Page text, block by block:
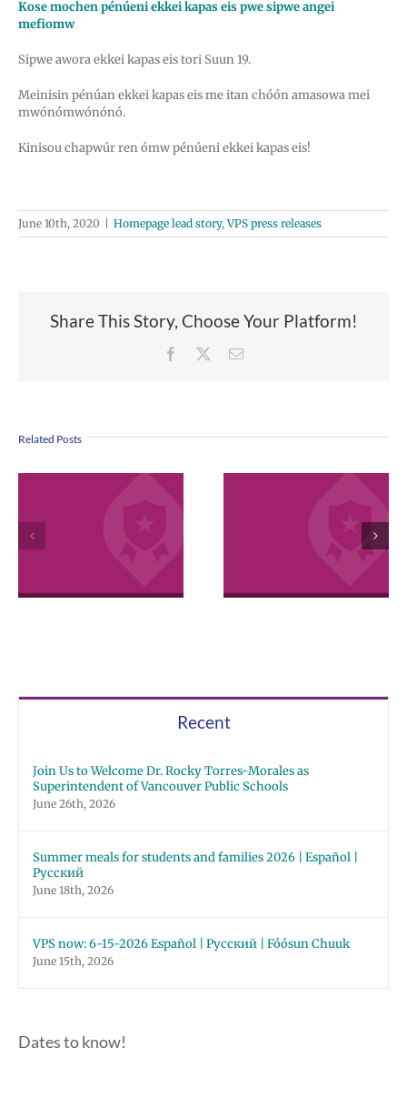
Kose mochen pénúeni ekkei kapas eis pwe sipwe angei
mefiomw
Sipwe awora ekkei kapas eis tori Suun 19.
Meinisin pénúan ekkei kapas eis me itan chóón amasowa mei
mwónómwónónó.
Kinisou chapwúr ren ómw pénúeni ekkei kapas eis!
June 10th, 2020 Homepage lead story,VPS press releases
Share This Story, Choose Your Platform!
Facebook Email
Related Posts
Awards
2026 Español |
Chuuk
Recent
Join Us to Welcome Dr. Rocky Torres-Morales as
Superintendent of Vancouver Public Schools
June 26th, 2026
Summer meals for students and families 2026 | Español |
Русский
June 18th, 2026
VPS now: 6-15-2026 Español | Русский | Fóósun Chuuk
June 15th, 2026
Dates to know!